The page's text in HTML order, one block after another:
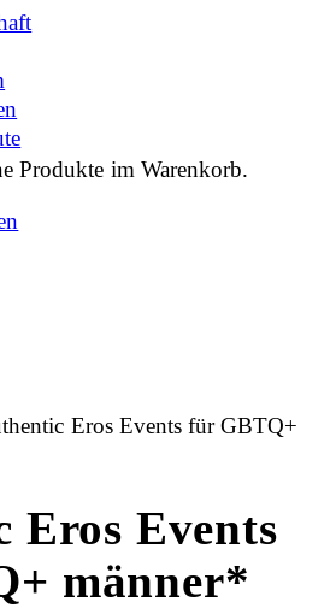
Produkte im Warenkorb.
Eros Events für GBTQ+
Eros Events
männer*